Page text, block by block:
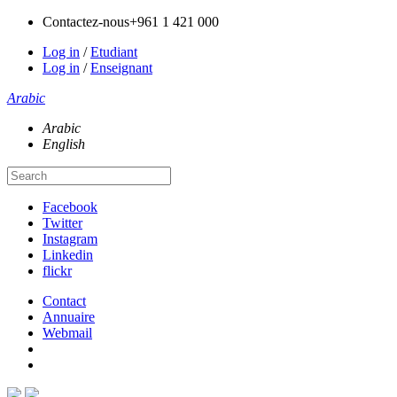
Contactez-nous+961 1 421 000
Log in /Etudiant
Log in /Enseignant
Arabic
Arabic
English
Facebook
Twitter
Instagram
Linkedin
flickr
Contact
Annuaire
Webmail